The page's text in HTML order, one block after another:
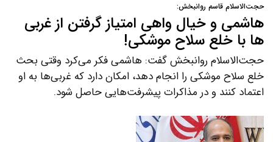
حجت‌الاسلام قاسم روانبخش:
هاشمی و خیال واهی امتیاز گرفتن از غربی
ها با خلع سلاح موشکی!
حجت‌الاسلام روانبخش گفت: هاشمی فکر می‌کرد وقتی بحث
خلع سلاح موشکی را انجام دهد، امکان دارد که غربی‌ها به او
اعتماد کنند و در مذاکرات پیشرفت‌هایی حاصل شود.